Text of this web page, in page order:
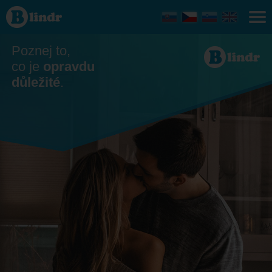
Seznamka
- On
hledá ji
Poznej to,
co je opravdu
důležité.